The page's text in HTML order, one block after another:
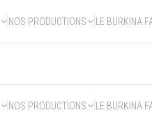
NOS PRODUCTIONS LE BURKINA
NOS PRODUCTIONS LE BURKINA